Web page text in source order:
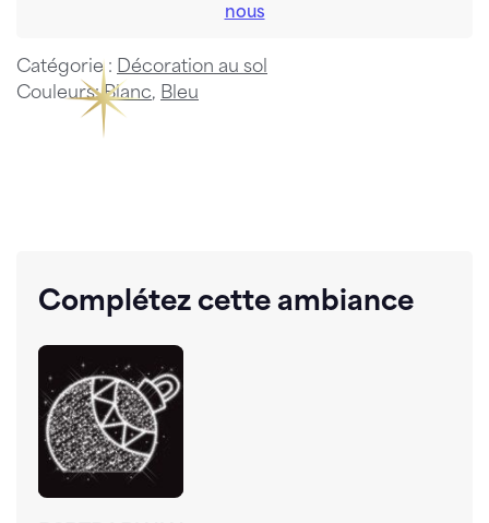
nous
Catégorie : Décoration au sol
Couleurs:Blanc, Bleu
Complétez cette ambiance